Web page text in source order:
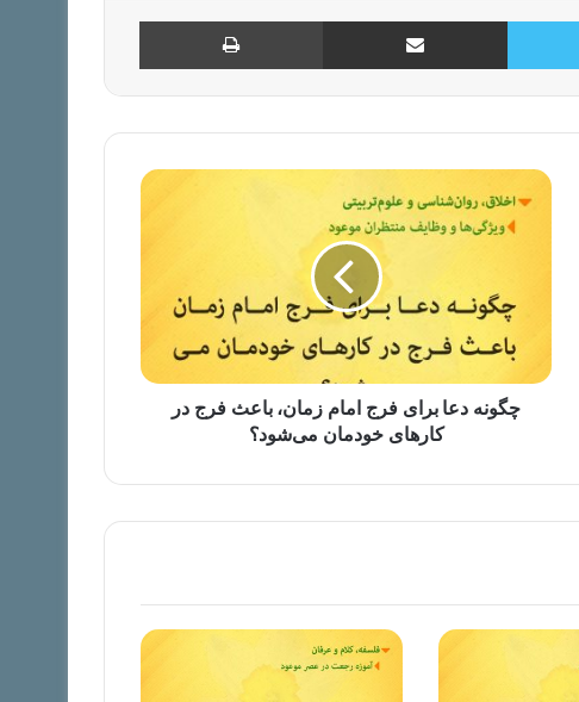
توییتر اشتراک با ایمیل
چگونه دعا برای فرج امام زمان، باعث فرج در
کارهای خودمان می‌شود؟